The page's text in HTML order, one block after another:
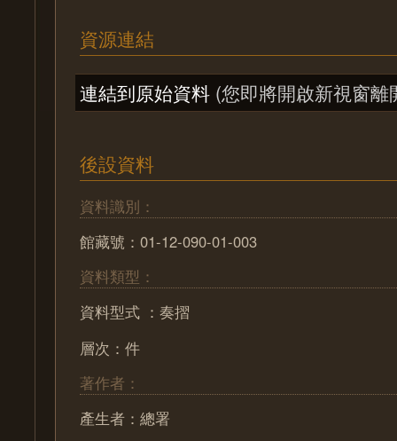
資源連結
連結到原始資料 (您即將開啟新視窗離
後設資料
資料識別：
館藏號：01-12-090-01-003
資料類型：
資料型式 ：奏摺
層次：件
著作者：
產生者：總署